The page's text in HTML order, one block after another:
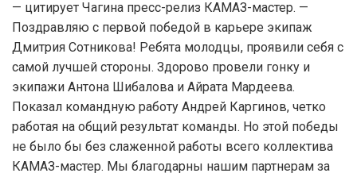
— цитирует Чагина пресс-релиз КАМАЗ-мастер. —
Поздравляю с первой победой в карьере экипаж
Дмитрия Сотникова! Ребята молодцы, проявили себя с
самой лучшей стороны. Здорово провели гонку и
экипажи Антона Шибалова и Айрата Мардеева.
Показал командную работу Андрей Каргинов, четко
работая на общий результат команды. Но этой победы
не было бы без слаженной работы всего коллектива
КАМАЗ-мастер. Мы благодарны нашим партнерам за